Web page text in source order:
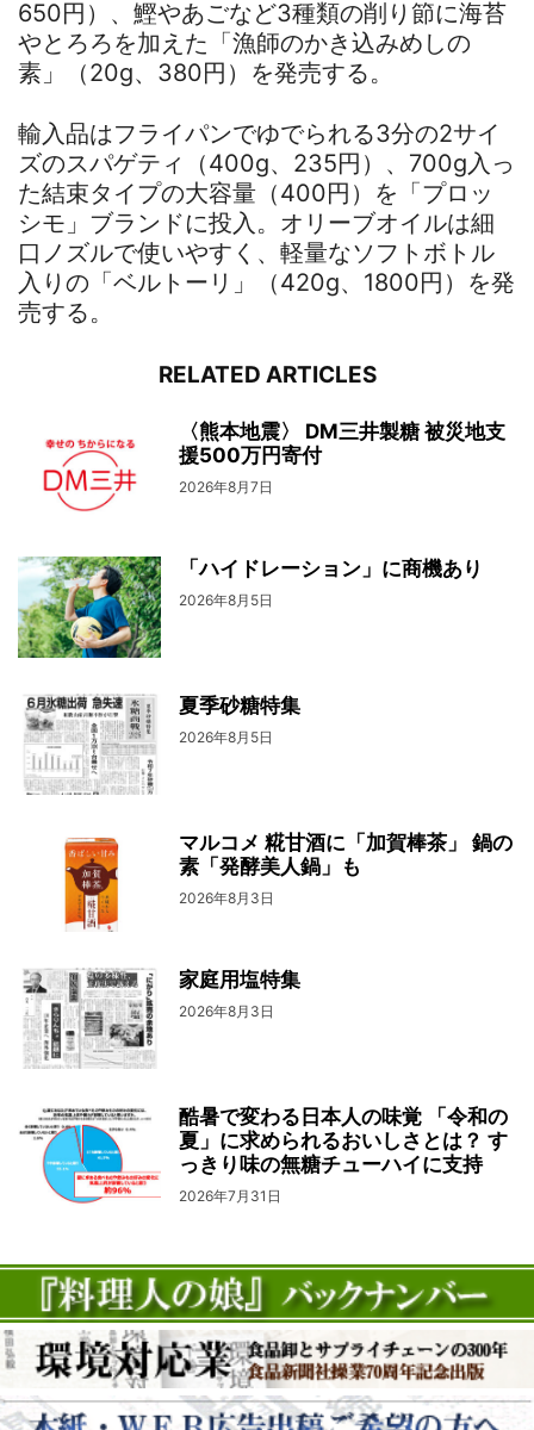
650円）、鰹やあごなど3種類の削り節に海苔
やとろろを加えた「漁師のかき込みめしの
素」（20g、380円）を発売する。
輸入品はフライパンでゆでられる3分の2サイ
ズのスパゲティ（400g、235円）、700g入っ
た結束タイプの大容量（400円）を「プロッ
シモ」ブランドに投入。オリーブオイルは細
口ノズルで使いやすく、軽量なソフトボトル
入りの「ベルトーリ」（420g、1800円）を発
売する。
RELATED ARTICLES
〈熊本地震〉 DM三井製糖 被災地支
援500万円寄付
2026年8月7日
「ハイドレーション」に商機あり
2026年8月5日
夏季砂糖特集
2026年8月5日
マルコメ 糀甘酒に「加賀棒茶」 鍋の
素「発酵美人鍋」も
2026年8月3日
家庭用塩特集
2026年8月3日
酷暑で変わる日本人の味覚 「令和の
夏」に求められるおいしさとは？ す
っきり味の無糖チューハイに支持
2026年7月31日